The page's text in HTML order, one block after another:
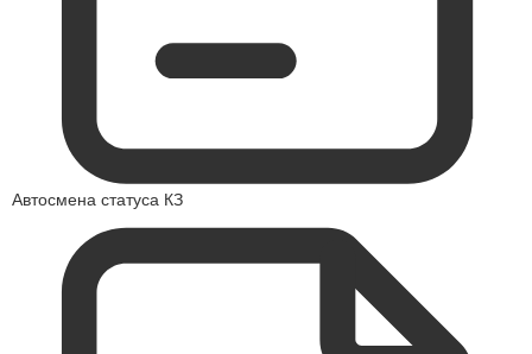
Автосмена статуса КЗ